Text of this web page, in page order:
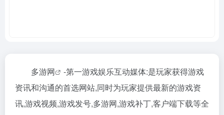
多游网
-第一游戏娱乐互动媒体:是玩家获得游戏
资讯和沟通的首选网站,同时为玩家提供最新的游戏资
讯,游戏视频,游戏发号,多游网,游戏补丁,客户端下载等全